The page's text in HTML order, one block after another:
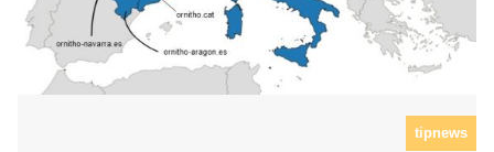
tipnews